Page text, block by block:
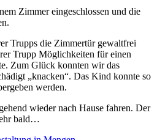
Zimmer eingeschlossen und die
Trupps die Zimmertür gewaltfrei
Trupp Möglichkeiten für einen
Zum Glück konnten wir das
„knacken“. Das Kind konnte so
werden.
wieder nach Hause fahren. Der
bald…